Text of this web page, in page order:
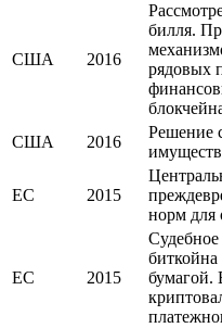
США 2016
билля.
рядовых
США
2016
Решение
ЕС 2015
норм для
ЕС 2015
бумагой.